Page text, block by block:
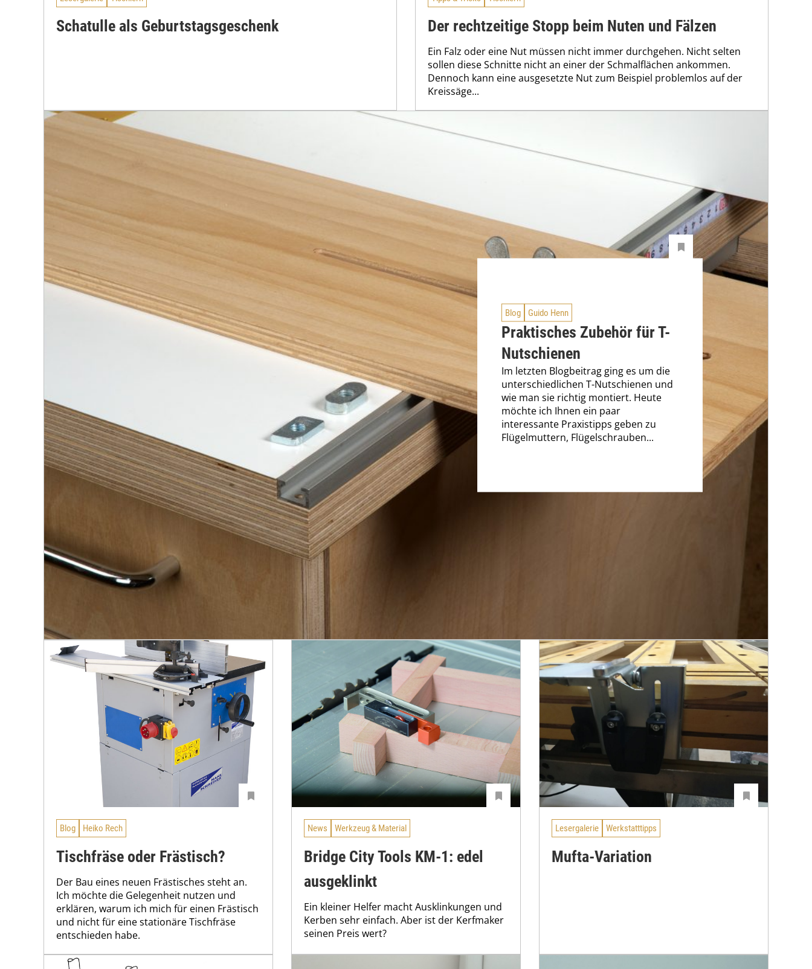
Schatulle als Geburtstagsgeschenk Der rechtzeitige Stopp beim Nuten und Fälzen
Ein Falz oder eine Nut müssen nicht immer durchgehen. Nicht selten
sollen diese Schnitte nicht an einer der Schmalflächen ankommen.
Dennoch kann eine ausgesetzte Nut zum Beispiel problemlos auf der
Kreissäge...
Blog Guido Henn
Praktisches Zubehör für T-
Nutschienen
Im letzten Blogbeitrag ging es um die
unterschiedlichen T-Nutschienen und
wie man sie richtig montiert. Heu­te
möchte ich Ihnen ein paar
interessante Praxistipps geben zu
Flügelmuttern, Flügelschrauben...
Blog Heiko Rech
Tischfräse oder Frästisch?
Der Bau eines neuen Frästisches steht an.
Ich möchte die Gelegenheit nutzen und
erklären, warum ich mich für einen Frästisch
und nicht für eine stationäre Tischfräse
entschieden habe.
News Werkzeug & Material
Bridge City Tools KM-1: edel
ausgeklinkt
Ein kleiner Helfer macht Ausklinkungen und
Kerben sehr einfach. Aber ist der Kerfmaker
seinen Preis wert?
Lesergalerie Werkstatttipps
Mufta-Variation